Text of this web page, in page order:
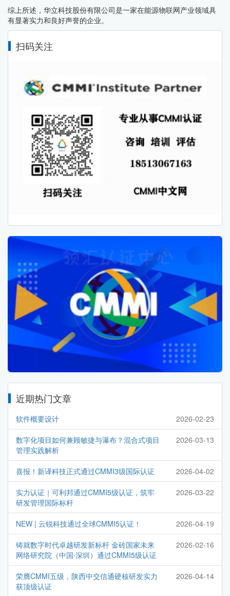
综上所述，华立科技股份有限公司是一家在能源物联网产业领域具
有显著实力和良好声誉的企业。
扫码关注
近期热门文章
软件概要设计 2026-02-23
数字化项目如何兼顾敏捷与瀑布？混合式项目
管理实践解析
2026-03-13
喜报！新译科技正式通过CMMI3级国际认证 2026-04-02
实力认证｜可利邦通过CMMI5级认证，筑牢
研发管理国际标杆
2026-03-22
NEW | 云锐科技通过全球CMMI5认证！ 2026-04-19
铸就数字时代卓越研发新标杆 金砖国家未来
网络研究院（中国·深圳）通过CMMI5级认证
2026-02-16
荣膺CMMI五级，陕西中交信通硬核研发实力
获顶级认证
2026-04-14